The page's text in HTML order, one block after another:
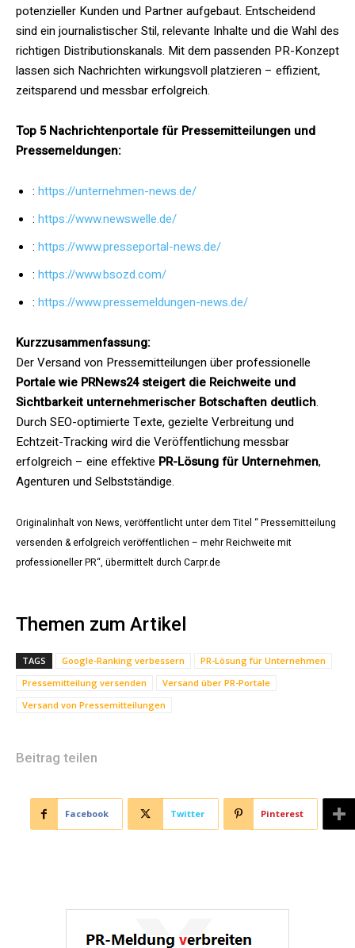
potenzieller Kunden und Partner aufgebaut. Entscheidend
sind ein journalistischer Stil, relevante Inhalte und die Wahl des
richtigen Distributionskanals. Mit dem passenden PR-Konzept
lassen sich Nachrichten wirkungsvoll platzieren – effizient,
zeitsparend und messbar erfolgreich.
Top5 Nachrichtenportalefür Pressemitteilungen und
Pressemeldungen:
: https://unternehmen-news.de/
: https://www.newswelle.de/
: https://www.presseportal-news.de/
: https://www.bsozd.com/
: https://www.pressemeldungen-news.de/
Kurzzusammenfassung:
Der Versand von Pressemitteilungen über professionelle
Portale wie PRNews24 steigert die Reichweite und
Sichtbarkeit unternehmerischer Botschaften deutlich.
Durch SEO-optimierte Texte, gezielte Verbreitung und
Echtzeit-Tracking wird die Veröffentlichung messbar
erfolgreich – eine effektive PR-Lösung für Unternehmen,
Agenturen und Selbstständige.
Originalinhalt von News, veröffentlicht unter dem Titel “ Pressemitteilung
versenden & erfolgreich veröffentlichen – mehr Reichweite mit
professioneller PR“, übermittelt durch Carpr.de
Themen zum Artikel
TAGS Google-Ranking verbessern
PR-Lösung für Unternehmen
Pressemitteilung versenden
Versand über PR-Portale
Versand von Pressemitteilungen
Beitrag teilen
Facebook Twitter Pinterest